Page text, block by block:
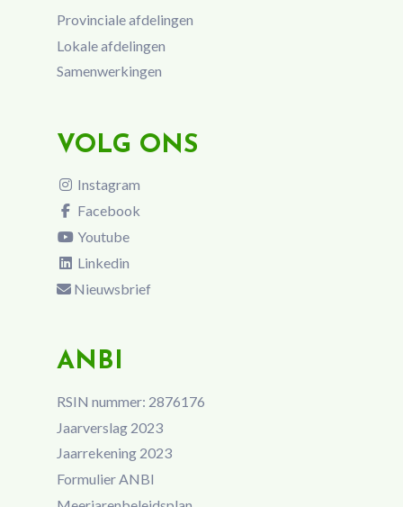
Provinciale afdelingen
Lokale afdelingen
Samenwerkingen
VOLG ONS
Instagram
Facebook
Youtube
Linkedin
Nieuwsbrief
ANBI
RSIN nummer: 2876176
Jaarverslag 2023
Jaarrekening 2023
Formulier ANBI